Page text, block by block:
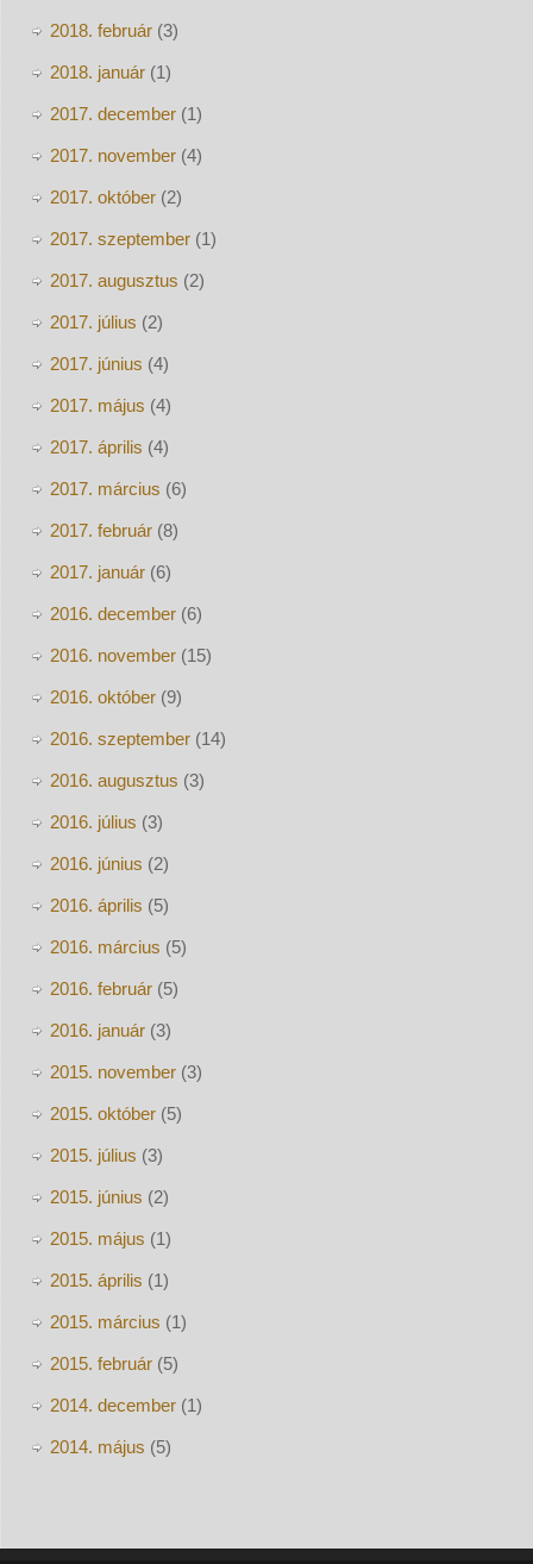
2018. február(3)
2018. január(1)
2017. december(1)
2017. november(4)
2017. október(2)
2017. szeptember(1)
2017. augusztus (2)
2017. július (2)
2017. június (4)
2017. május (4)
2017. április (4)
2017. március (6)
2017. február(8)
2017. január(6)
2016. december(6)
2016. november(15)
2016. október(9)
2016. szeptember(14)
2016. augusztus (3)
2016. július (3)
2016. június (2)
2016. április (5)
2016. március (5)
2016. február(5)
2016. január(3)
2015. november(3)
2015. október(5)
2015. július (3)
2015. június (2)
2015. május (1)
2015. április (1)
2015. március (1)
2015. február(5)
2014. december(1)
2014. május (5)